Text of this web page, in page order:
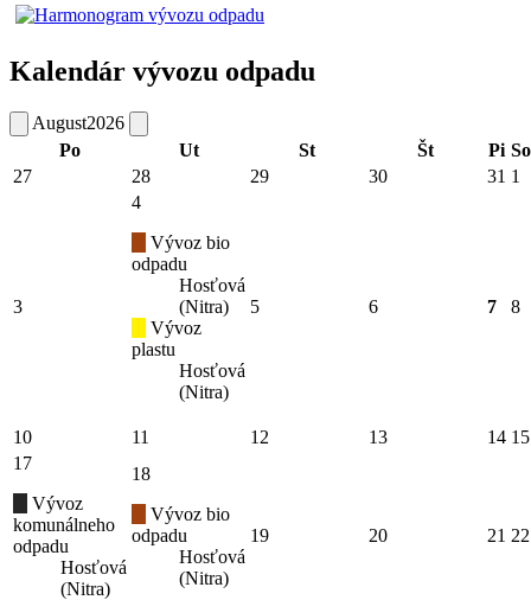
Kalendár vývozu odpadu
August2026
Po
Ut St Št Pi So
27
28 29 30 31 1
3
4
Vývoz bio
odpadu
Hosťová
(Nitra)
Vývoz
plastu
Hosťová
(Nitra)
5 6 7 8
10 11 12 13 14 15
17
Vývoz
komunálneho
odpadu
Hosťová
(Nitra)
18
Vývoz bio
odpadu
Hosťová
(Nitra)
19 20 21 22